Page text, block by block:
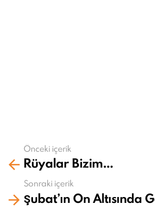
Daha
fazla
Önceki içerik
Rüyalar Bizim…
Sonraki içerik
Şubat’ın On Altısında